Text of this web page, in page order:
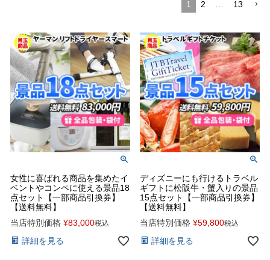
1 2 13
女性に喜ばれる商品を集めたイ
ベントやコンペに使える景品18
点セット【一部商品引換券】
【送料無料】
当店特別価格 ¥83,000税込
詳細を見る
ディズニーにも行けるトラベル
ギフトに松阪牛・蟹入りの景品
15点セット【一部商品引換券】
【送料無料】
当店特別価格 ¥59,800税込
詳細を見る